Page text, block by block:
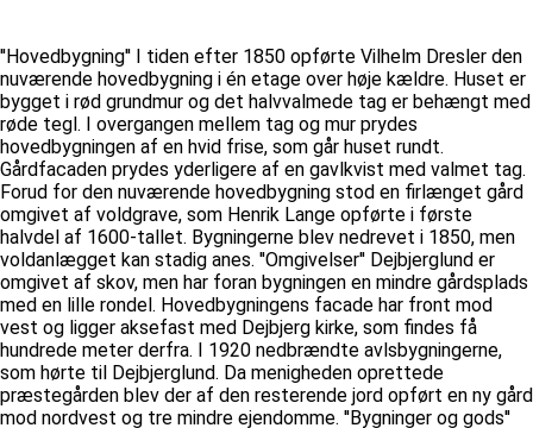
''Hovedbygning'' I tiden efter 1850 opførte Vilhelm Dresler den
nuværende hovedbygning i én etage over høje kældre. Huset er
bygget i rød grundmur og det halvvalmede tag er behængt med
røde tegl. I overgangen mellem tag og mur prydes
hovedbygningen af en hvid frise, som går huset rundt.
Gårdfacaden prydes yderligere af en gavlkvist med valmet tag.
Forud for den nuværende hovedbygning stod en firlænget gård
omgivet af voldgrave, som Henrik Lange opførte i første
halvdel af 1600-tallet. Bygningerne blev nedrevet i 1850, men
voldanlægget kan stadig anes. ''Omgivelser'' Dejbjerglund er
omgivet af skov, men har foran bygningen en mindre gårdsplads
med en lille rondel. Hovedbygningens facade har front mod
vest og ligger aksefast med Dejbjerg kirke, som findes få
hundrede meter derfra. I 1920 nedbrændte avlsbygningerne,
som hørte til Dejbjerglund. Da menigheden oprettede
præstegården blev der af den resterende jord opført en ny gård
mod nordvest og tre mindre ejendomme. ''Bygninger og gods''